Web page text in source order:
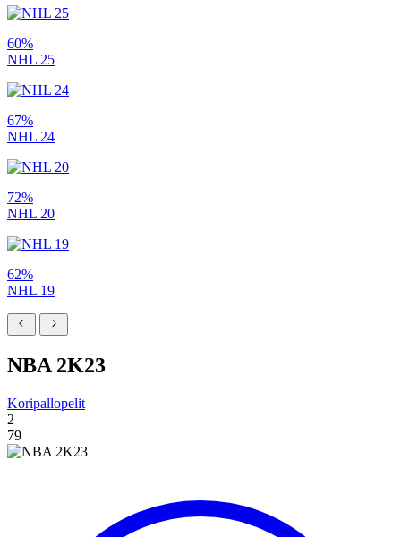
60%
NHL 25
67%
NHL 24
72%
NHL 20
62%
NHL 19
NBA 2K23
Koripallopelit
2
79